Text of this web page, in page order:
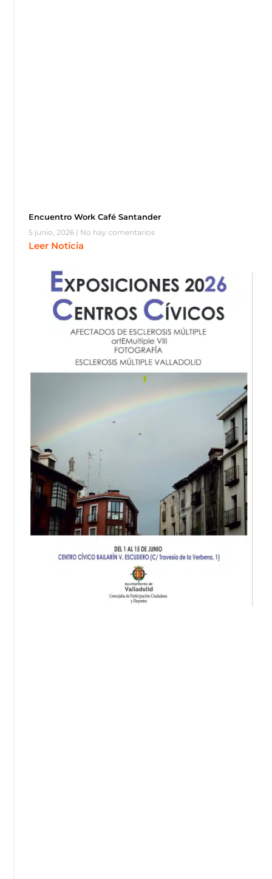
Encuentro Work Café Santander
5 junio, 2026 No hay comentarios
Leer Noticia